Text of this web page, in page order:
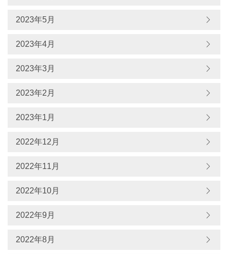
2023年5月
2023年4月
2023年3月
2023年2月
2023年1月
2022年12月
2022年11月
2022年10月
2022年9月
2022年8月